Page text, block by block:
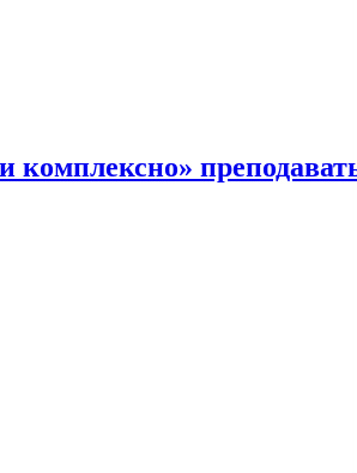
комплексно»